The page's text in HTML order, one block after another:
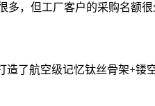
，但工厂客户的采购名额
了航空级记忆钛丝骨架+